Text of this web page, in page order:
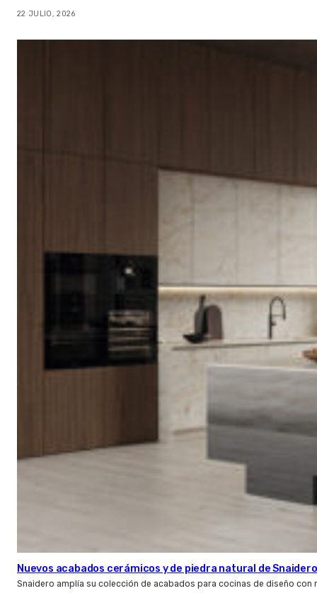
22 JULIO, 2026
Nuevos acabados cerámicos y de piedra natural de Snaidero
Snaidero amplía su colección de acabados para cocinas de diseño